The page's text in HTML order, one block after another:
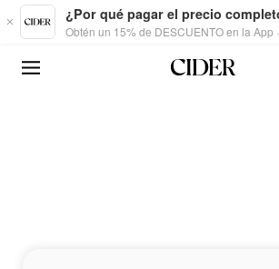
Skip to main content
¿Por qué pagar el precio
Obtén un 15% de DESCUENTO en la